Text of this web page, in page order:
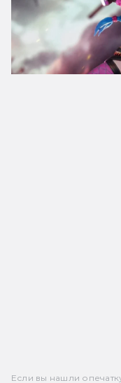
Если вы нашли